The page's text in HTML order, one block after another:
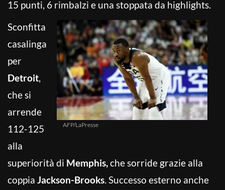
15 punti, 6 rimbalzi e una stoppata da highlights.
AFP/LaPresse
Sconfitta
casalinga
per
Detroit,
che si
arrende
112-125
alla
superiorità di Memphis,che sorride grazie alla
coppia Jackson-Brooks. Successo esterno anche